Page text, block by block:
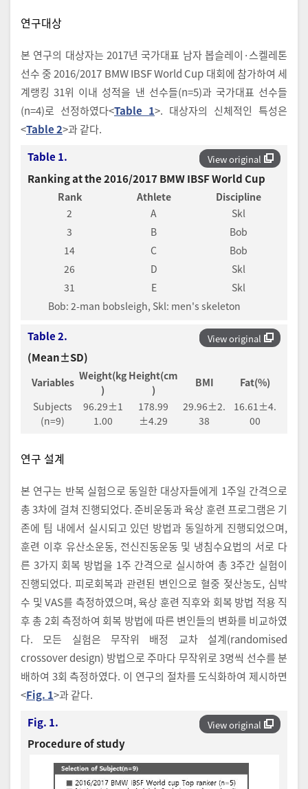
연구대상
본 연구의 대상자는 2017년 국가대표 남자 봅슬레이·스켈레톤
선수 중 2016/2017 BMW IBSF World Cup 대회에 참가하여 세
계랭킹 31위 이내 성적을 낸 선수들(n=5)과 국가대표 선수들
(n=4)로 선정하였다<Table 1>. 대상자의 신체적인 특성은
<Table 2>과 같다.
View original
Table 1.
Ranking at the 2016/2017 BMW IBSF World Cup
Rank Athlete
Discipline
2
A
Skl
3
B
Bob
14
C
Bob
26
D
Skl
31
E
Skl
Bob: 2-man bobsleigh, Skl: men's skeleton
View original
Table 2.
(Mean±SD)
Variables Weight(kg
)
Height(cm
)
BMI
Fat(%)
Subjects
(n=9)
96.29±1
1.00
178.99
±4.29
29.96±2.
38
16.61±4.
00
연구 설계
본 연구는 반복 실험으로 동일한 대상자들에게 1주일 간격으로
총 3차에 걸쳐 진행되었다. 준비운동과 육상 훈련 프로그램은 기
존에 팀 내에서 실시되고 있던 방법과 동일하게 진행되었으며,
훈련 이후 유산소운동, 전신진동운동 및 냉침수요법의 서로 다
른 3가지 회복 방법을 1주 간격으로 실시하여 총 3주간 실험이
진행되었다. 피로회복과 관련된 변인으로 혈중 젖산농도, 심박
수 및 VAS를 측정하였으며, 육상 훈련 직후와 회복 방법 적용 직
후 총 2회 측정하여 회복 방법에 따른 변인들의 변화를 비교하였
다. 모든 실험은 무작위 배정 교차 설계(randomised
crossover design) 방법으로 주마다 무작위로 3명씩 선수를 분
배하여 3회 측정하였다. 이 연구의 절차를 도식화하여 제시하면
<Fig. 1>과 같다.
View original
Fig. 1.
Procedure of study